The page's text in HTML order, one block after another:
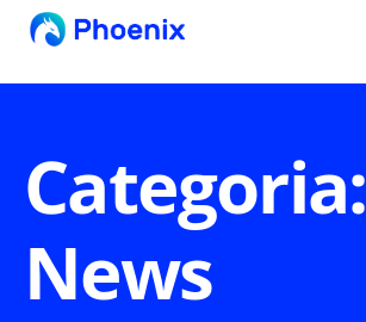
Servizi
Chi Siamo
Contatti
News & Avvisi
Categoria:
News